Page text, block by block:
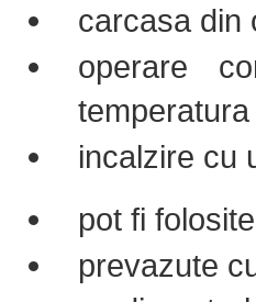
carcasa din
operare
temperatura
incalzire cu
pot fi
prevazute